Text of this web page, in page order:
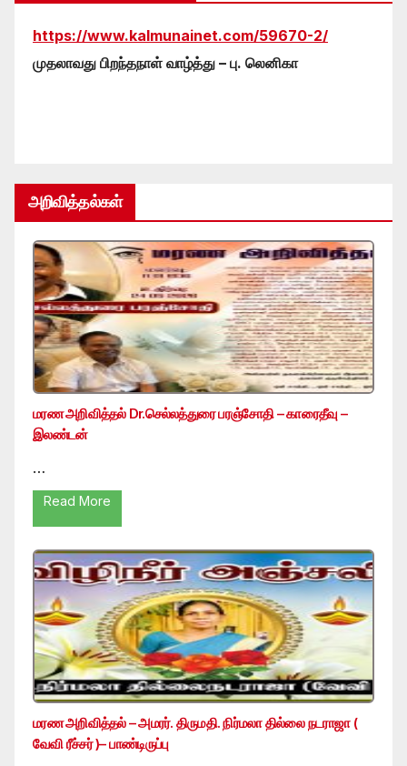
https://www.kalmunainet.com/59670-2/
முதலாவது பிறந்தநாள் வாழ்த்து – பு. லெனிகா
அறிவித்தல்கள்
மரண அறிவித்தல் Dr.செல்லத்துரை பரஞ்சோதி – காரைதீவு –
இலண்டன்
…
Read More
மரண அறிவித்தல் – அமரர். திருமதி. நிர்மலா தில்லை நடராஜா (
வேவி ரீச்சர் )– பாண்டிருப்பு